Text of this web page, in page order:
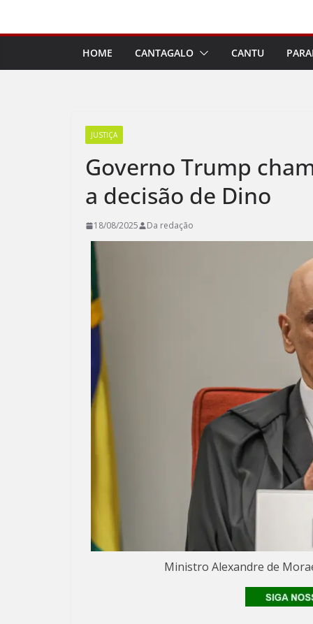
conteúdo
HOME CANTAGALO CANTU
JUSTIÇA
Governo Trump
a decisão de Dino
18/08/2025 Da redação
Ministro Alexandre de